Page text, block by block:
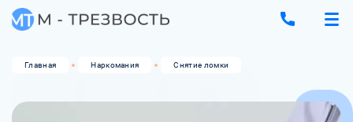
Главная Наркомания Снятие ломки